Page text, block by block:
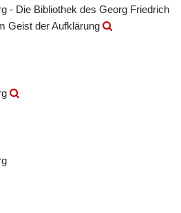
- Die Bibliothek des Georg Friedrich
Geist der Aufklärung